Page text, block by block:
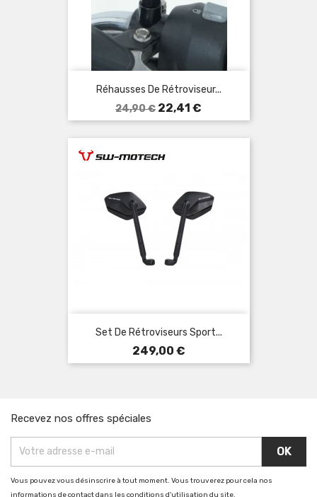
Réhausses De Rétroviseur...
Prix
de
base
24,90 € Prix
22,41 €
Set De Rétroviseurs Sport...
Prix
249,00 €
Recevez nos offres spéciales
Vous pouvez vous désinscrire à tout moment. Vous trouverez pour cela nos
informations de contact dans les conditions d'utilisation du site.